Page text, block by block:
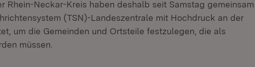
Rhein-Neckar-Kreis haben deshalb seit Samstag gemeinsam
(TSN)-Landeszentrale mit Hochdruck an der
um die Gemeinden und Ortsteile festzulegen, die als
müssen.